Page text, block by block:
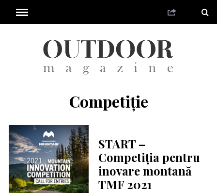
Competiție
START –
Competiția pentru
inovare montană
TMF 2021